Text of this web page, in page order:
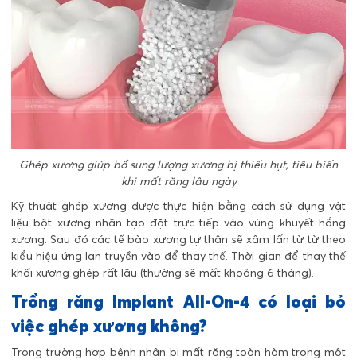
Ghép xương giúp bổ sung lượng xương bị thiếu hụt, tiêu biến
khi mất răng lâu ngày
Kỹ thuật ghép xương được thực hiện bằng cách sử dụng vật
liệu bột xương nhân tạo đặt trực tiếp vào vùng khuyết hổng
xương. Sau đó các tế bào xương tự thân sẽ xâm lấn từ từ theo
kiểu hiệu ứng lan truyền vào để thay thế. Thời gian để thay thế
khối xương ghép rất lâu (thường sẽ mất khoảng 6 tháng).
Trồng răng Implant All-On-4 có loại bỏ
việc ghép xương không?
Trong trường hợp bệnh nhân bị mất răng toàn hàm trong một